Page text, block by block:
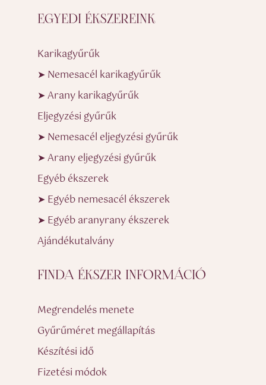
EGYEDI ÉKSZEREINK
Karikagyűrűk
➤ Nemesacél karikagyűrűk
➤ Arany karikagyűrűk
Eljegyzési gyűrűk
➤ Nemesacél eljegyzési gyűrűk
➤ Arany eljegyzési gyűrűk
Egyéb ékszerek
➤ Egyéb nemesacél ékszerek
➤ Egyéb aranyrany ékszerek
Ajándékutalvány
FINDA ÉKSZER INFORMÁCIÓ
Megrendelés menete
Gyűrűméret megállapítás
Készítési idő
Fizetési módok